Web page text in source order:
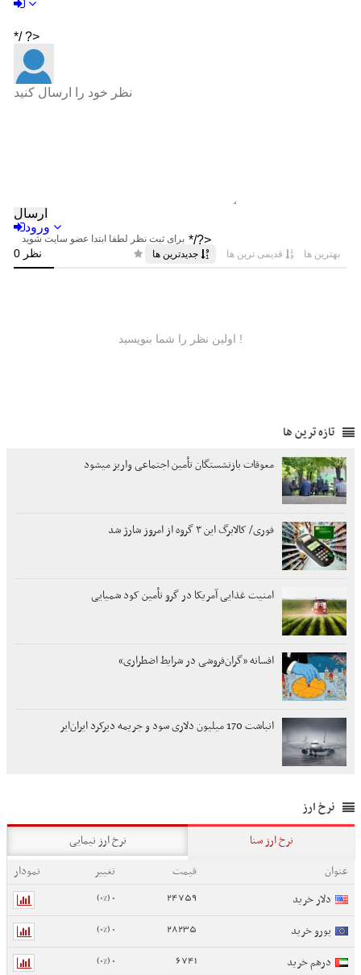
تازه ترین ها
معوقات بازنشستگان تأمین اجتماعی واریز میشود
فوری/ کالابرگ این ۳ گروه از امروز شارژ شد
امنیت غذایی آمریکا در گرو تأمین کود شمیایی
افسانه «گران‌فروشی در شرایط اضطراری»
انباشت 170 میلیون دلاری سود و جریمه دیرکرد ایران‌ایر
نرخ ارز
نرخ ارز سنا
نرخ ارز نیمایی
عنوان
قیمت تغییر
نمودار
دلار خرید
24759
0 (0%)
یورو خرید 28235
0 (0%)
درهم خرید 6741
0 (0%)